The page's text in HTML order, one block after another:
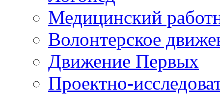
Медицинский
Волонтерское
Движение Первых
Проектно-